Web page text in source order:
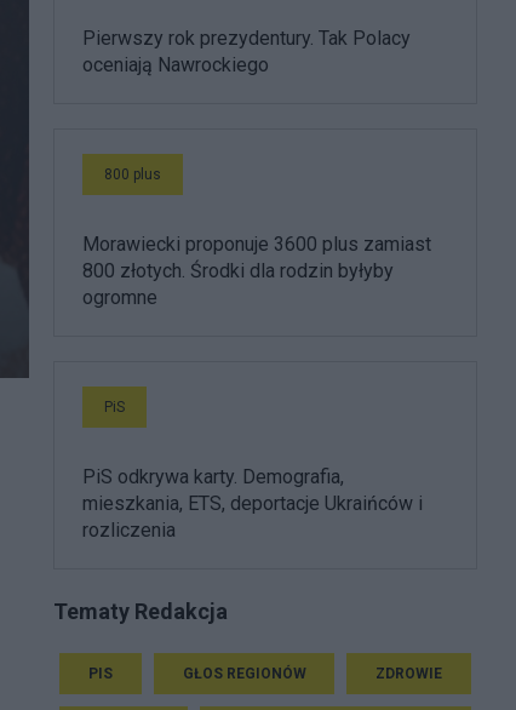
Pierwszy rok prezydentury. Tak Polacy
oceniają Nawrockiego
800 plus
Morawiecki proponuje 3600 plus zamiast
800 złotych. Środki dla rodzin byłyby
ogromne
PiS
PiS odkrywa karty. Demografia,
mieszkania, ETS, deportacje Ukraińców i
rozliczenia
Tematy Redakcja
PIS GŁOS REGIONÓW ZDROWIE